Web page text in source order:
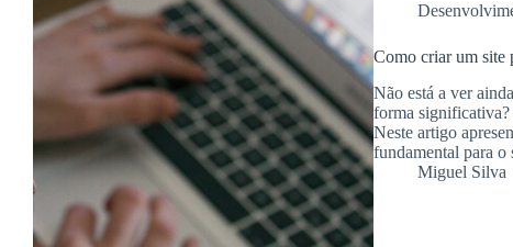
Como criar um site
Não está a ver
forma significativa?
Neste artigo
fundamental para o
Miguel Silva